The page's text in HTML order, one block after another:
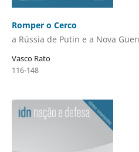
Romper o Cerco
a Rússia de Putin e a Nova
Vasco Rato
116-148